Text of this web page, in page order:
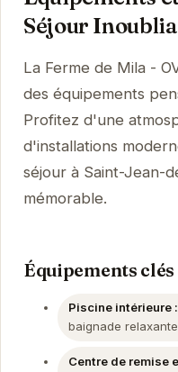
Séjour
La Ferme de Mila -
des équipements
Profitez d'une
d'installations
séjour à Saint-Jean-
mémorable.
Équipements clés
Piscine intérieure :
baignade
Centre de remise